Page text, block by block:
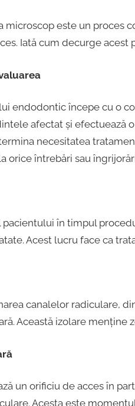
microscop este un proces
Iată cum decurge acest
endodontic începe cu o
afectat și efectuează
necesitatea
orice întrebări sau
în timpul
Acest lucru face ca
canalelor radiculare,
Această izolare menține
un orificiu de acces în
Acesta este